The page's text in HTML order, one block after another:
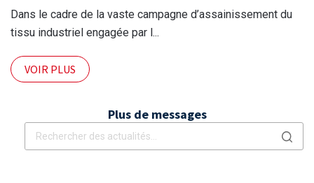
Dans le cadre de la vaste campagne d’assainissement du
tissu industriel engagée par l...
VOIR PLUS
Plus de messages